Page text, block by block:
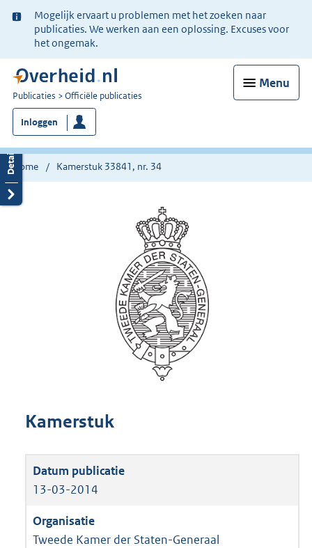
Ter
informatie:
Mogelijk ervaart u problemen met het zoeken naar
publicaties. We werken aan een oplossing. Excuses voor
het ongemak.
Menu
U
bent
nu
hier:
Publicaties Officiële publicaties
Inloggen
Home Kamerstuk 33841, nr. 34
Kamerstuk
13-03-2014
Tweede Kamer der Staten-Generaal